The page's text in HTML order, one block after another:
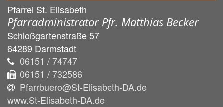
Pfarrei St. Elisabeth
Pfarradministrator Pfr. Matthias Becker
Schloßgartenstraße 57
64289 Darmstadt
06151 / 74747
06151 / 732586
Pfarrbuero@St-Elisabeth-DA.de
www.St-Elisabeth-DA.de